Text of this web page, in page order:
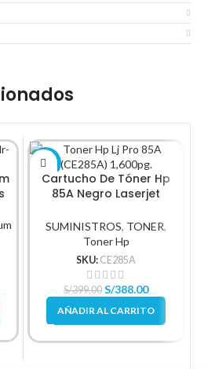
Cartucho De Tóner Hp
85A Negro Laserjet
SUMINISTROS, TONER,
Toner Hp
SKU: CE285A
S/399.00 S/388.00
AÑADIR AL CARRITO